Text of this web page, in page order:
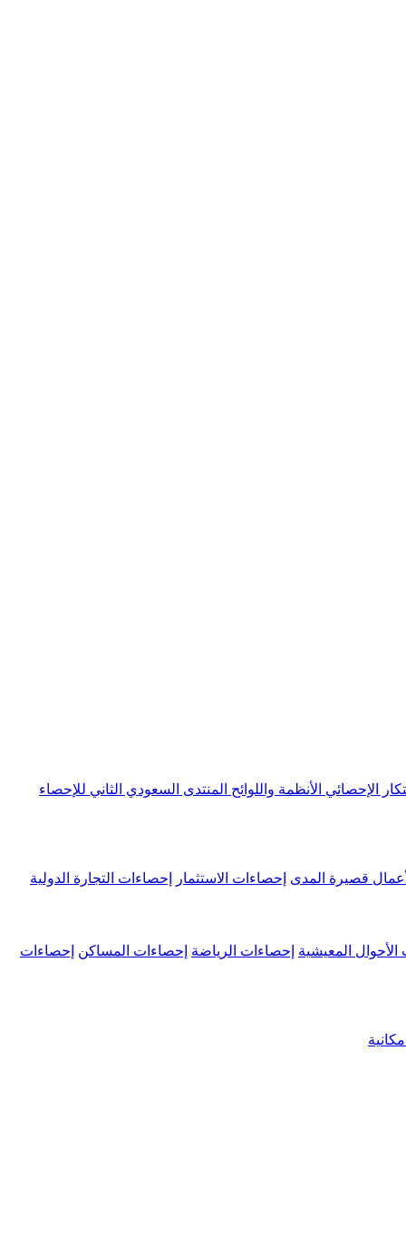
الإحصائي الأنظمة واللوائح المنتدى السعودي الثاني للإحصاء
قصيرة المدى إحصاءات الاستثمار إحصاءات التجارة الدولية
الأحوال المعيشية إحصاءات الرياضة إحصاءات المساكن إحصاءات